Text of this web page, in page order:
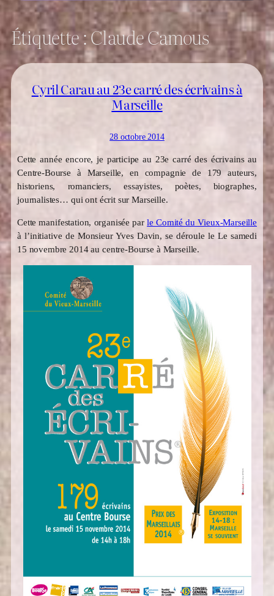
Étiquette :Claude Camous
Cyril Carau au 23e carré des écrivains à
Marseille
28 octobre 2014
Cette année encore, je participe au 23e carré des écrivains au
Centre-Bourse à Marseille, en compagnie de 179 auteurs,
historiens, romanciers, essayistes, poètes, biographes,
journalistes… qui ont écrit sur Marseille.
Cette manifestation, organisée parle Comité du Vieux-Marseille
à l’initiative de Monsieur Yves Davin, se déroule le Le samedi
15 novembre 2014 au centre-Bourse à Marseille.